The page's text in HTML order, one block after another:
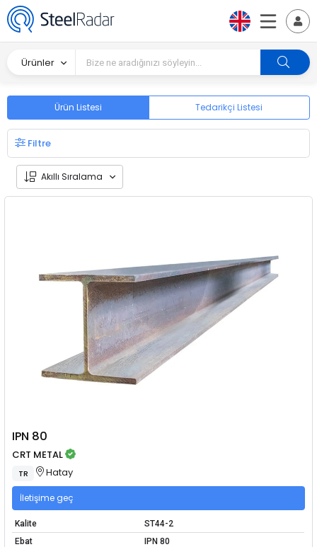
Ürünler
Ürün Listesi Tedarikçi Listesi
Filtre
Akıllı Sıralama
IPN 80
CRT METAL
TR Hatay
İletişime geç
Kalite
ST44-2
Ebat
IPN 80